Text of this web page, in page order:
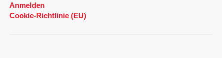
u
n
Anmelden
Cookie-Richtlinie (EU)